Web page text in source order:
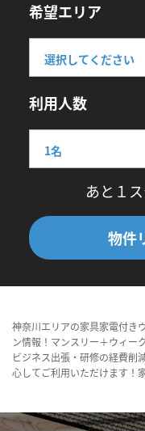
希望エリア
利用人数
あと１
物件
神奈川エリアの家具家電付き
ン情報！マンスリー＋ウィー
ビジネス出張・研修の経費削
心してご利用いただけます！